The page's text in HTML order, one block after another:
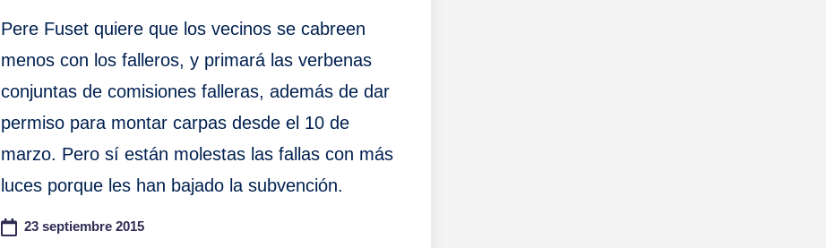
Pere Fuset quiere que los vecinos se cabreen
menos con los falleros, y primará las verbenas
conjuntas de comisiones falleras, además de dar
permiso para montar carpas desde el 10 de
marzo. Pero sí están molestas las fallas con más
luces porque les han bajado la subvención.
23 septiembre 2015